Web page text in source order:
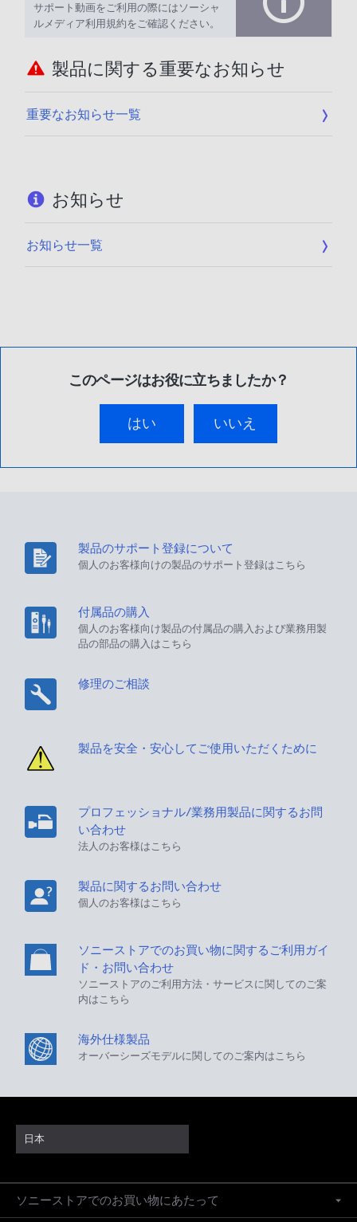
サポート動画をご利用の際にはソーシャ
ルメディア利用規約をご確認ください。
製品に関する重要なお知らせ
重要なお知らせ一覧
お知らせ
お知らせ一覧
このページはお役に立ちましたか？
はい いいえ
製品のサポート登録について
個人のお客様向けの製品のサポート登録はこちら
付属品の購入
個人のお客様向け製品の付属品の購入および業務用製
品の部品の購入はこちら
修理のご相談
製品を安全・安心してご使用いただくために
プロフェッショナル/業務用製品に関するお問
い合わせ
法人のお客様はこちら
製品に関するお問い合わせ
個人のお客様はこちら
ソニーストアでのお買い物に関するご利用ガイ
ド・お問い合わせ
ソニーストアのご利用方法・サービスに関してのご案
内はこちら
海外仕様製品
オーバーシーズモデルに関してのご案内はこちら
日本
ソニーストアでのお買い物にあたって